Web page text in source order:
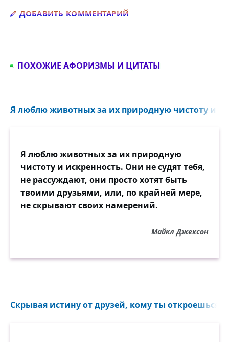
ДОБАВИТЬ КОММЕНТАРИЙ
ПОХОЖИЕ АФОРИЗМЫ И ЦИТАТЫ
Я люблю животных за их природную чистоту и
Я люблю животных за их природную
чистоту и искренность. Они не судят тебя,
не рассуждают, они просто хотят быть
твоими друзьями, или, по крайней мере,
не скрывают своих намерений.
Майкл Джексон
Скрывая истину от друзей, кому ты откроешься?..